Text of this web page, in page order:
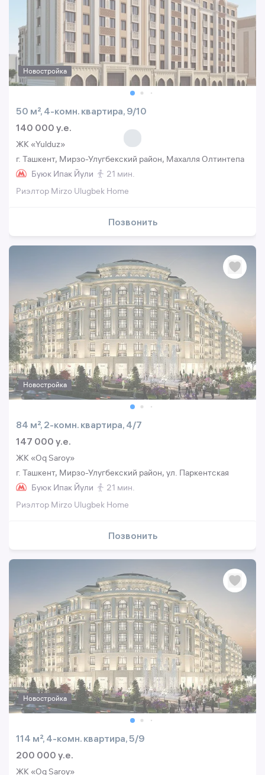
Новостройка
50 м², 4-комн. квартира, 9/10
140 000 y.e.
ЖК «Yulduz»
г. Ташкент, Мирзо-Улугбекский район, Махалля Олтинтепа
Буюк Ипак Йули
21 мин.
Риэлтор Mirzo Ulugbek Home
Позвонить
Новостройка
84 м², 2-комн. квартира, 4/7
147 000 y.e.
ЖК «Oq Saroy»
г. Ташкент, Мирзо-Улугбекский район, ул. Паркентская
Буюк Ипак Йули
21 мин.
Риэлтор Mirzo Ulugbek Home
Позвонить
Новостройка
114 м², 4-комн. квартира, 5/9
200 000 y.e.
ЖК «Oq Saroy»